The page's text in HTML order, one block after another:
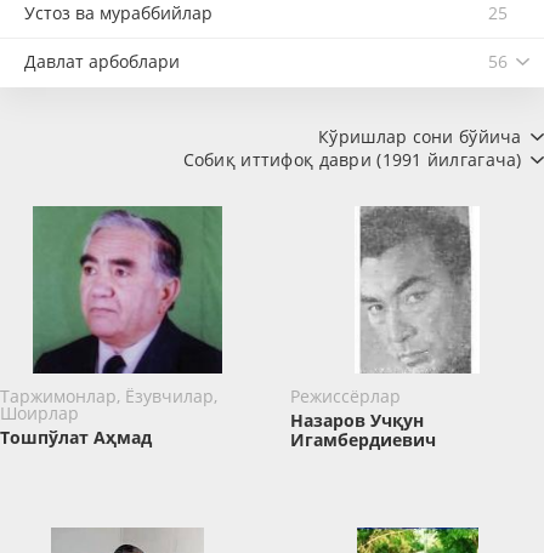
Устоз ва мураббийлар 25
Давлат арбоблари 56
Кўришлар сони бўйича
Собиқ иттифоқ даври (1991 йилгагача)
Таржимонлар, Ёзувчилар,
Шоирлар
Тошпўлат Аҳмад
Режиссёрлар
Назаров Учқун
Игамбердиевич